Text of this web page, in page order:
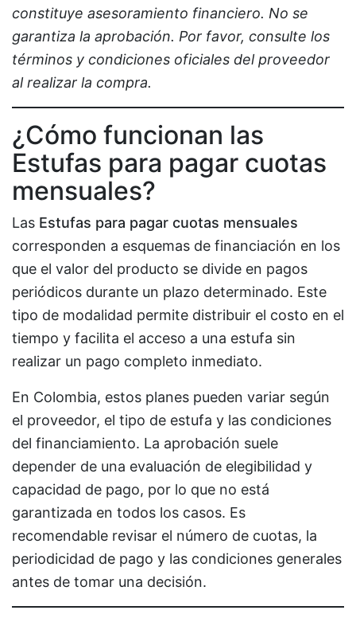
constituye asesoramiento financiero. No se
garantiza la aprobación. Por favor, consulte los
términos y condiciones oficiales del proveedor
al realizar la compra.
¿Cómo funcionan las
Estufas para pagar cuotas
mensuales?
Las Estufas para pagar cuotas mensuales
corresponden a esquemas de financiación en los
que el valor del producto se divide en pagos
periódicos durante un plazo determinado. Este
tipo de modalidad permite distribuir el costo en el
tiempo y facilita el acceso a una estufa sin
realizar un pago completo inmediato.
En Colombia, estos planes pueden variar según
el proveedor, el tipo de estufa y las condiciones
del financiamiento. La aprobación suele
depender de una evaluación de elegibilidad y
capacidad de pago, por lo que no está
garantizada en todos los casos. Es
recomendable revisar el número de cuotas, la
periodicidad de pago y las condiciones generales
antes de tomar una decisión.